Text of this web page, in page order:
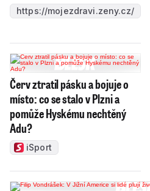
https://mojezdravi.zeny.cz/
Červ ztratil pásku a bojuje o
místo: co se stalo v Plzni a
pomůže Hyskému nechtěný
Adu?
iSport